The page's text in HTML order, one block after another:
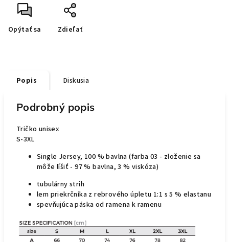
Opýtať sa Zdieľať
Popis Diskusia
Podrobný popis
Tričko unisex
S-3XL
Single Jersey, 100 % bavlna (farba 03 - zloženie sa
môže líšiť - 97 % bavlna, 3 % viskóza)
tubulárny strih
lem priekrčníka z rebrového úpletu 1:1 s 5 % elastanu
spevňujúca páska od ramena k ramenu